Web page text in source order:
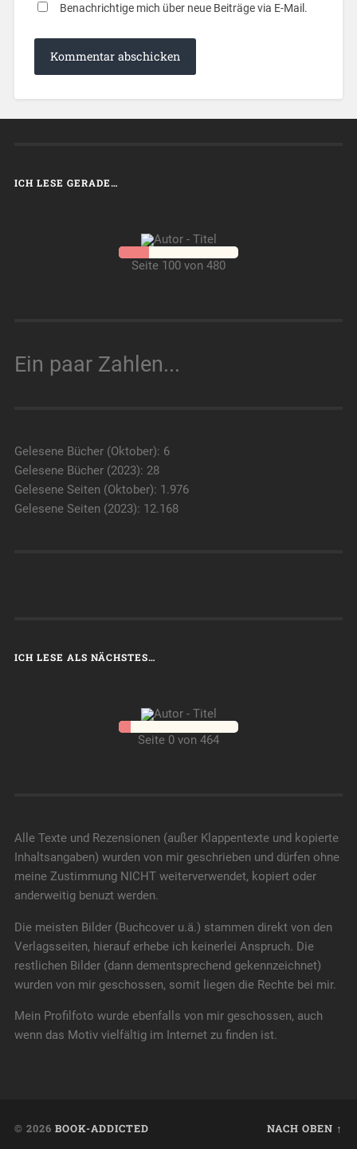
Benachrichtige mich über neue Beiträge via E-Mail.
ICH LESE GERADE…
Seite 100 von 480
Ein paar Zahlen...
Gelesene Bücher (Oktober): 6
Gelesene Bücher (2023): 28
Gelesene Seiten (Oktober): 1.976
Gelesene Seiten (2023): 12.168
ICH LESE ALS NÄCHSTES…
Seite 0 von 464
Alle Texte und Rezensionen (außer Klappentexte und kopierte
Inhaltsangaben) wurden von mir geschrieben und dürfen ohne
meine Zustimmung NICHT weiterverwendet, kopiert oder
anderweitig benuzt werden.
Die meisten Bilder (Buchcover u.ä.) stammen direkt von den
Verlagsseiten, hierauf erhebe ich keinerlei Anspruch. Die
restlichen Bilder (dann dementsprechend gekennzeichnet)
wurden von mir geschossen, somit liegen die Rechte bei mir.
Mein Profilfoto wurde ebenfalls von mir geschossen, auch
wenn das Motiv vielfältig im Internet zu finden ist.
© 2026 BOOK-ADDICTED NACH OBEN ↑